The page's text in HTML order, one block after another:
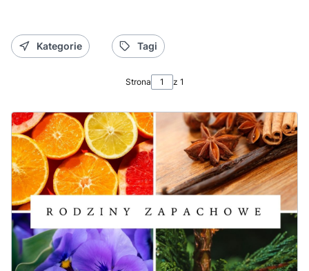
Kategorie Tagi
Strona z 1